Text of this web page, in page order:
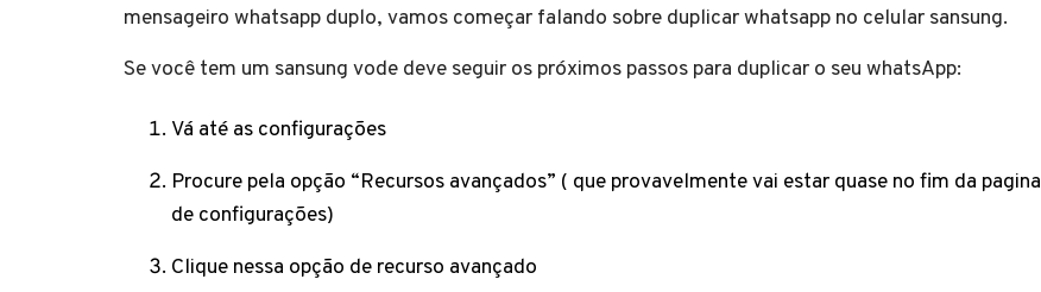
mensageiro whatsapp duplo, vamos começar falando sobre duplicar whatsapp no celular sansung.
Se você tem um sansung vode deve seguir os próximos passos para duplicar o seu whatsApp:
Vá até as configurações
Procure pela opção “Recursos avançados” ( que provavelmente vai estar quase no fim da pagina
de configurações)
Clique nessa opção de recurso avançado